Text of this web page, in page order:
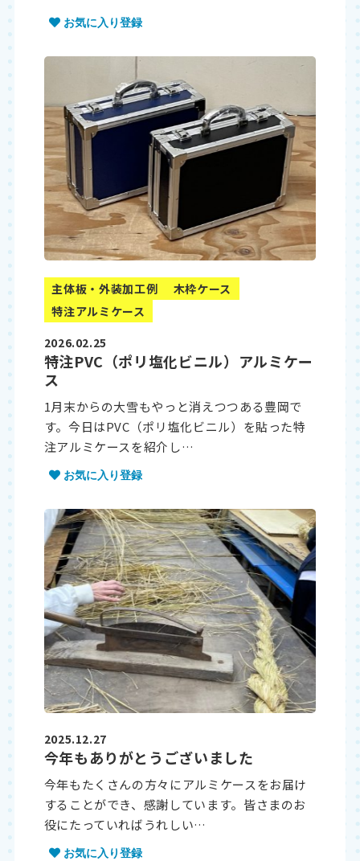
お気に入り登録
主体板・外装加工例
木枠ケース
特注アルミケース
2026.02.25
特注PVC（ポリ塩化ビニル）アルミケー
ス
1月末からの大雪もやっと消えつつある豊岡で
す。今日はPVC（ポリ塩化ビニル）を貼った特
注アルミケースを紹介し…
お気に入り登録
2025.12.27
今年もありがとうございました
今年もたくさんの方々にアルミケースをお届け
することができ、感謝しています。皆さまのお
役にたっていればうれしい…
お気に入り登録